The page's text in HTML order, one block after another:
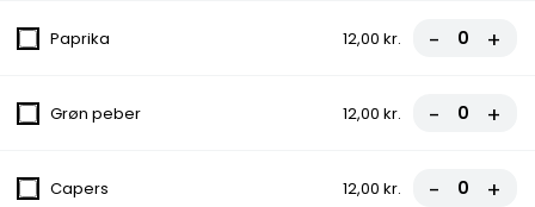
4. Pizza Kebab
fra 70,00 kr.
5. Hawaii
Paprika 12,00 kr. - +
Grøn peber 12,00 kr. - +
Capers 12,00 kr. - +